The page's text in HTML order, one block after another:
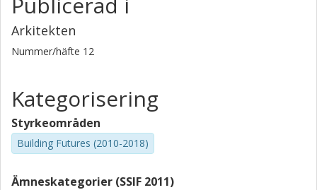
Arkitekten
Nummer/häfte 12
Kategorisering
Styrkeområden
Building Futures (2010-2018)
Ämneskategorier (SSIF 2011)